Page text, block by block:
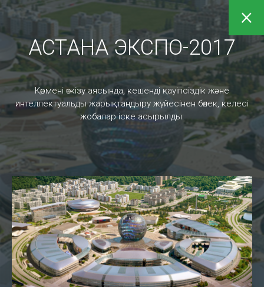
Жобалар
Service Desk (Сервис Деск) – бұл корпоративтік
пайдаланушылармен тиімді жұмыс істеу үшін ІТ
қолдауына сұраныстарды жинау және тарату
қызметтерінің жиынтығы.
×
АСТАНА ЭКСПО-2017
Көрмені өткізу аясында, кешенді қауіпсіздік және
интеллектуальды жарықтандыру жүйесінен бөлек, келесі
жобалар іске асырылды:
B2C серіктестері